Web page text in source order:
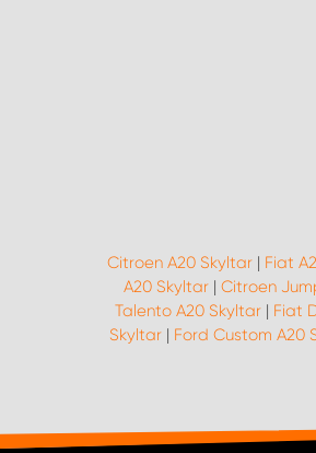
Citroen A20 Skyltar| Fiat
A20 Skyltar| Citroen
Talento A20 Skyltar| Fiat
Skyltar| Ford Custom A20